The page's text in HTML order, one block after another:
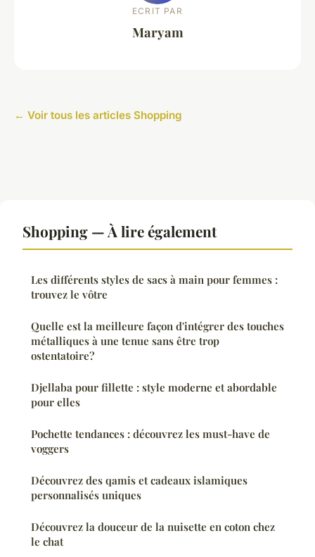
ECRIT PAR
Maryam
← Voir tous les articles Shopping
Shopping — À lire également
Les différents styles de sacs à main pour femmes :
trouvez le vôtre
Quelle est la meilleure façon d'intégrer des touches
métalliques à une tenue sans être trop
ostentatoire?
Djellaba pour fillette : style moderne et abordable
pour elles
Pochette tendances : découvrez les must-have de
voggers
Découvrez des qamis et cadeaux islamiques
personnalisés uniques
Découvrez la douceur de la nuisette en coton chez
le chat